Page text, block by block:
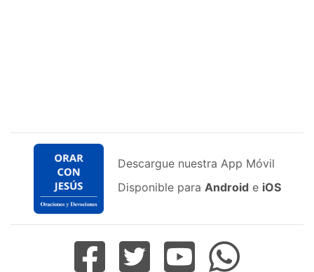
Descargue nuestra App Móvil
Disponible para Android e iOS